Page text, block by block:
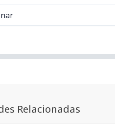
Relacionadas